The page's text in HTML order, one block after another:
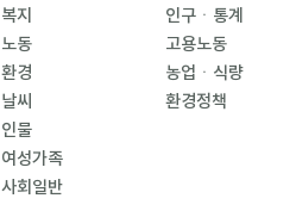
복지
노동
환경
날씨
인물
여성가족
사회일반
인구ㆍ통계
고용노동
농업ㆍ식량
환경정책